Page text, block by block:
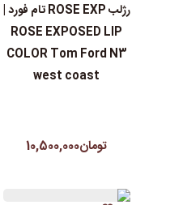
رژلب ROSE EXP تام فورد |
ROSE EXPOSED LIP
COLOR Tom Ford N3
west coast
تومان10,500,000